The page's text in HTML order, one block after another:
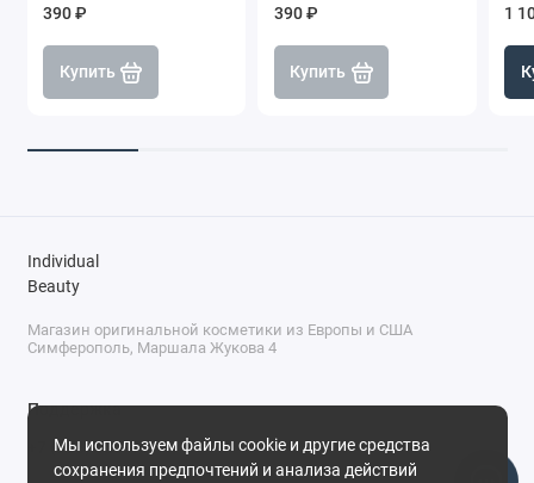
390 ₽
Купить
390 ₽
Купить
1
Мы используем файлы cookie и другие средства
сохранения предпочтений и анализа действий
Individual
Beauty
Магазин оригинальной косметики из Европы и США
Симферополь, Маршала Жукова 4
Поддержка
+7 (978) 586-46-46